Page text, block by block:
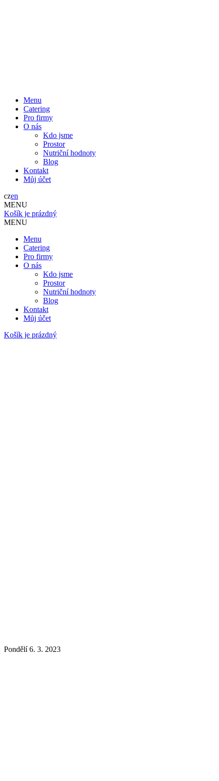
Menu
Catering
Pro firmy
O nás
Kdo jsme
Prostor
Nutriční hodnoty
Blog
Kontakt
Můj účet
czen
MENU
Košík je prázdný
MENU
Menu
Catering
Pro firmy
O nás
Kdo jsme
Prostor
Nutriční hodnoty
Blog
Kontakt
Můj účet
Košík je prázdný
Pondělí 6. 3. 2023